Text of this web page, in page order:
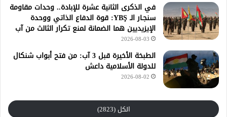
في الذكرى الثانية عشرة للإبادة.. وحدات مقاومة
سنجـار الـ YBŞ: قوة الدفاع الذاتي ووحدة
الإيزيديين هما الضمانة لمنع تكرار الثالث من آب
2026-08-03
الطبخة الأخيرة قبل 3 آب: من فتح أبواب شنكال
للدولة الأسلامية داعش
2026-08-02
الكل (2823)